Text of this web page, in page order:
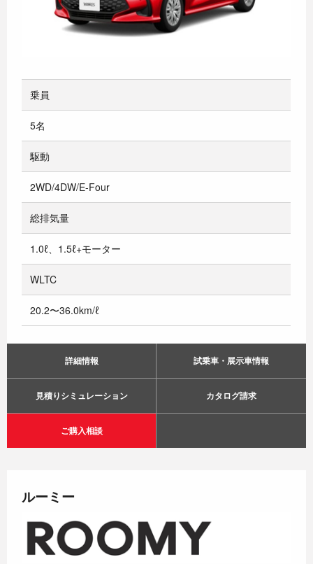
乗員
5名
駆動
2WD/4DW/E-Four
総排気量
1.0ℓ、1.5ℓ+モーター
WLTC
20.2〜36.0km/ℓ
詳細情報 試乗車・展示車情報
見積りシミュレーション カタログ請求
ご購入相談
ルーミー